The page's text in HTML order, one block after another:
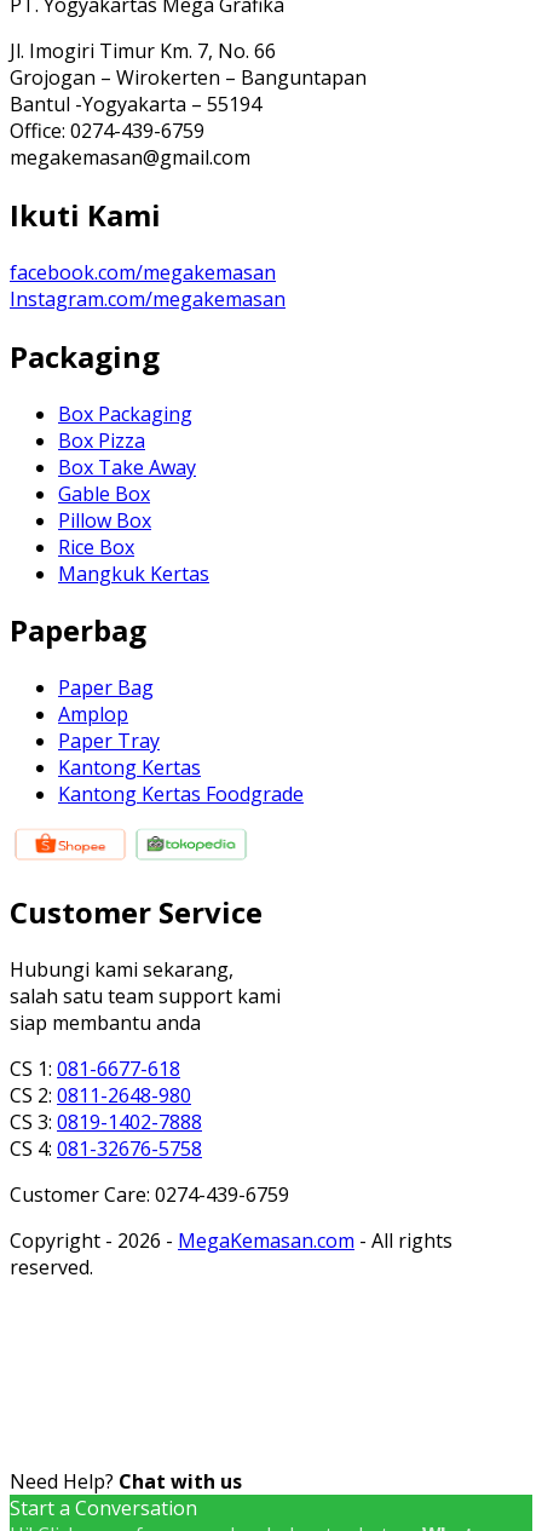
Jl. Imogiri Timur Km. 7, No. 66
Grojogan – Wirokerten – Banguntapan
Bantul -Yogyakarta – 55194
Office: 0274-439-6759
megakemasan@gmail.com
Ikuti Kami
facebook.com/megakemasan
Instagram.com/megakemasan
Packaging
Box Packaging
Box Pizza
Box Take Away
Gable Box
Pillow Box
Rice Box
Mangkuk Kertas
Paperbag
Paper Bag
Amplop
Paper Tray
Kantong Kertas
Kantong Kertas Foodgrade
Customer Service
Hubungi kami sekarang,
salah satu team support kami
siap membantu anda
CS 1: 081-6677-618
CS 2: 0811-2648-980
CS 3: 0819-1402-7888
CS 4: 081-32676-5758
Customer Care: 0274-439-6759
Copyright - 2026 - MegaKemasan.com - All rights
reserved.
Need Help? Chat with us
Start a Conversation